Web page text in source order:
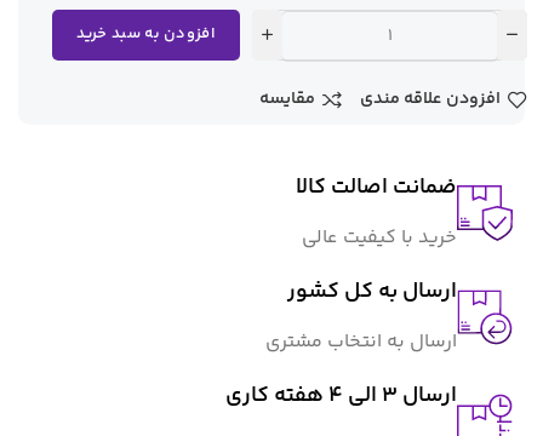
افزودن به سبد خرید
افزودن علاقه مندی مقایسه
ضمانت اصالت کالا
خرید با کیفیت عالی
ارسال به کل کشور
ارسال به انتخاب مشتری
ارسال 3 الی 4 هفته کاری